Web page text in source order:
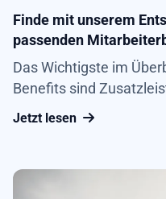
Finde mit unserem
passenden
Das Wichtigste im
Benefits sind
ausdrücken. Sie
Arbeitgebende neue
Jetzt lesen